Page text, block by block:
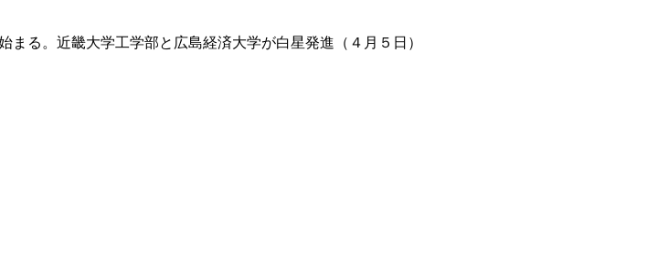
まる。近畿大学工学部と広島経済大学が白星発進（４月５日）